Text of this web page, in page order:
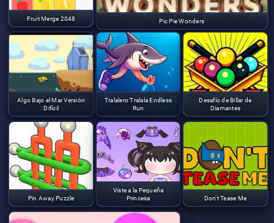
Pic Pie Wonders
Fruit Merge 2048
Algo Bajo el Mar Versión
Difícil
Tralalero Tralala Endless
Run
Desafío de Billar de
Diamantes
Pin Away Puzzle
Viste a la Pequeña
Princesa
Don't Tease Me